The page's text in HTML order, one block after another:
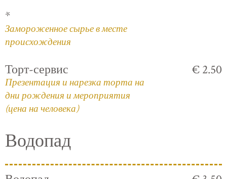
*
Замороженное сырье в месте
происхождения
Торт-сервис
Презентация и нарезка торта на
дни рождения и мероприятия
(цена на человека)
€ 2.50
Водопад